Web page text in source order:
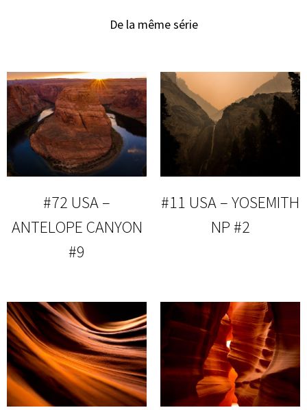
De la même série
#72 USA –
ANTELOPE CANYON
#9
#11 USA – YOSEMITH
NP #2